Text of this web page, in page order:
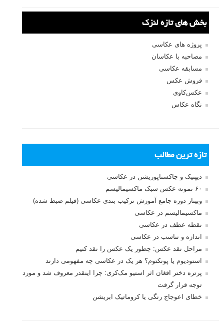
بخش های تازه لنزک
پروژه های عکاسی
مصاحبه با عکاسان
مسابقه عکاسی
فروش عکس
عکس‌کاوی
نگاه عکاس
تازه ترین مطالب
دیپتیک و جاکستا‌پوزیشن در عکاسی
۶۰ نمونه عکس سبک ماکسیمالیسم
وبینار دوره جامع آموزش ترکیب بندی عکاسی (فیلم ضبط شده)
ماکسیمالیسم در عکاسی
نقطه عطف در عکاسی
اندازه و تناسب در عکاسی
مراحل نقد عکس: چطور یک عکس را نقد کنیم
استودیوم یا پونکتوم؟ هر یک در عکاسی چه مفهومی دارند
پرتره دختر افغان اثر استیو مک‌کری: چرا اینقدر معروف شد و مورد
توجه قرار گرفت
خطای اعوجاج رنگی یا کروماتیک ابریشن